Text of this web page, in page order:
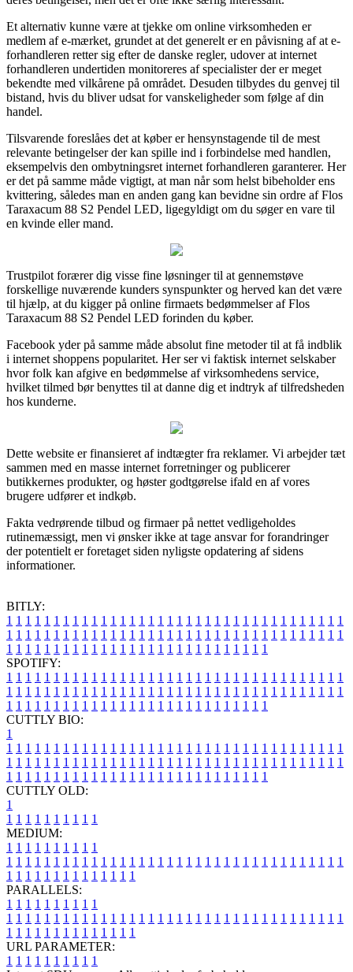
Et alternativ kunne være at tjekke om online virksomheden er
medlem af e-mærket, grundet at det generelt er en påvisning af at e-
forhandleren retter sig efter de danske regler, udover at internet
forhandleren undertiden monitoreres af specialister der er meget
bekendte med vilkårene på området. Desuden tilbydes du genvej til
bistand, hvis du bliver udsat for vanskeligheder som følge af din
handel.
Tilsvarende foreslåes det at køber er hensynstagende til de mest
relevante betingelser der kan spille ind i forbindelse med handlen,
eksempelvis den ombytningsret internet forhandleren garanterer. Her
er det på samme måde vigtigt, at man når som helst bibeholder ens
kvittering, således man en anden gang kan bevidne sin ordre af Flos
Taraxacum 88 S2 Pendel LED, ligegyldigt om du søger en vare til
en kvinde eller mand.
Trustpilot forærer dig visse fine løsninger til at gennemstøve
forskellige nuværende kunders synspunkter og herved kan det være
til hjælp, at du kigger på online firmaets bedømmelser af Flos
Taraxacum 88 S2 Pendel LED forinden du køber.
Facebook yder på samme måde absolut fine metoder til at få indblik
i internet shoppens popularitet. Her ser vi faktisk internet selskaber
hvor folk kan afgive en bedømmelse af virksomhedens service,
hvilket tilmed bør benyttes til at danne dig et indtryk af tilfredsheden
hos kunderne.
Dette website er finansieret af indtægter fra reklamer. Vi arbejder tæt
sammen med en masse internet forretninger og publicerer
butikkernes produkter, og høster godtgørelse ifald en af vores
brugere udfører et indkøb.
Fakta vedrørende tilbud og firmaer på nettet vedligeholdes
rutinemæssigt, men vi ønsker ikke at tage ansvar for forandringer
der potentielt er foretaget siden nyligste opdatering af sidens
informationer.
BITLY:
1 1 1 1 1 1 1 1 1 1 1 1 1 1 1 1 1 1 1 1 1 1 1 1 1 1 1 1 1 1 1 1 1 1 1 1
1 1 1 1 1 1 1 1 1 1 1 1 1 1 1 1 1 1 1 1 1 1 1 1 1 1 1 1 1 1 1 1 1 1 1 1
1 1 1 1 1 1 1 1 1 1 1 1 1 1 1 1 1 1 1 1 1 1 1 1 1 1 1 1
SPOTIFY:
1 1 1 1 1 1 1 1 1 1 1 1 1 1 1 1 1 1 1 1 1 1 1 1 1 1 1 1 1 1 1 1 1 1 1 1
1 1 1 1 1 1 1 1 1 1 1 1 1 1 1 1 1 1 1 1 1 1 1 1 1 1 1 1 1 1 1 1 1 1 1 1
1 1 1 1 1 1 1 1 1 1 1 1 1 1 1 1 1 1 1 1 1 1 1 1 1 1 1 1
CUTTLY BIO:
1
1 1 1 1 1 1 1 1 1 1 1 1 1 1 1 1 1 1 1 1 1 1 1 1 1 1 1 1 1 1 1 1 1 1 1 1
1 1 1 1 1 1 1 1 1 1 1 1 1 1 1 1 1 1 1 1 1 1 1 1 1 1 1 1 1 1 1 1 1 1 1 1
1 1 1 1 1 1 1 1 1 1 1 1 1 1 1 1 1 1 1 1 1 1 1 1 1 1 1 1
CUTTLY OLD:
1
1 1 1 1 1 1 1 1 1 1
MEDIUM:
1 1 1 1 1 1 1 1 1 1
1 1 1 1 1 1 1 1 1 1 1 1 1 1 1 1 1 1 1 1 1 1 1 1 1 1 1 1 1 1 1 1 1 1 1 1
1 1 1 1 1 1 1 1 1 1 1 1 1 1
PARALLELS:
1 1 1 1 1 1 1 1 1 1
1 1 1 1 1 1 1 1 1 1 1 1 1 1 1 1 1 1 1 1 1 1 1 1 1 1 1 1 1 1 1 1 1 1 1 1
1 1 1 1 1 1 1 1 1 1 1 1 1 1
URL PARAMETER:
1 1 1 1 1 1 1 1 1 1